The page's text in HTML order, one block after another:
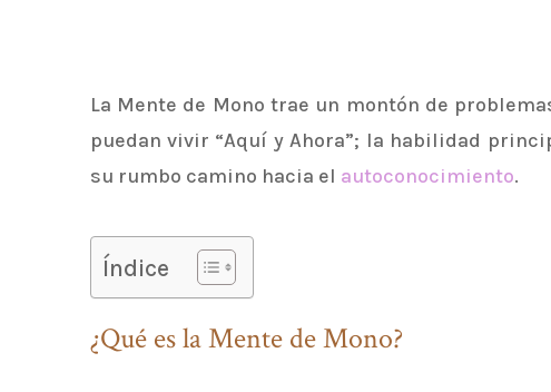
La Mente de Mono trae un montón de
puedan vivir “Aquí y Ahora”; la habilidad
su rumbo camino hacia el autoconocimiento.
Índice
¿Qué es la Mente de Mono?